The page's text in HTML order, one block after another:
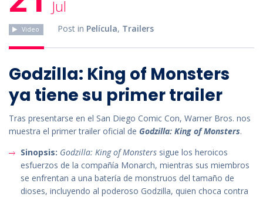
Jul
Video Post in Película, Trailers
Godzilla: King of Monsters
ya tiene su primer trailer
Tras presentarse en el San Diego Comic Con, Warner Bros. nos
muestra el primer trailer oficial de Godzilla: King of Monsters.
Sinopsis: Godzilla: King of Monsterssigue los heroicos
esfuerzos de la compañía Monarch, mientras sus miembros
se enfrentan a una batería de monstruos del tamaño de
dioses, incluyendo al poderoso Godzilla, quien choca contra